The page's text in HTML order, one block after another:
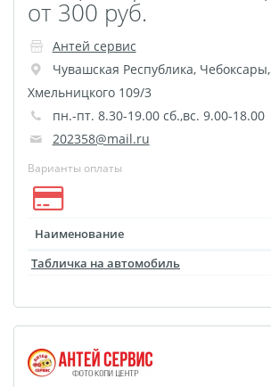
от 300 руб.
Антей сервис
Чувашская Республика, Чебоксары,
Хмельницкого 109/3
пн.-пт. 8.30-19.00 сб.,вс. 9.00-18.00
202358@mail.ru
Варианты оплаты
Наименование
Табличка на автомобиль